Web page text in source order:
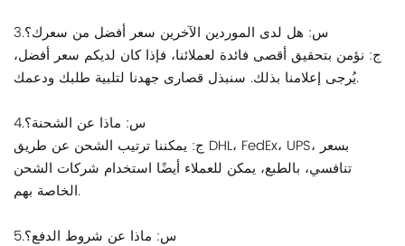
3.س: هل لدى الموردين الآخرين سعر أفضل من سعرك؟
ج: نؤمن بتحقيق أقصى فائدة لعملائنا، فإذا كان لديكم سعر أفضل،
يُرجى إعلامنا بذلك. سنبذل قصارى جهدنا لتلبية طلبك ودعمك.
4.س: ماذا عن الشحنة؟
ج: يمكننا ترتيب الشحن عن طريق DHL، FedEx، UPS، بسعر
تنافسي، بالطبع، يمكن للعملاء أيضًا استخدام شركات الشحن
الخاصة بهم.
5.س: ماذا عن شروط الدفع؟